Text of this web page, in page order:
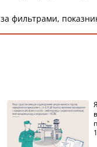
фильтрами,